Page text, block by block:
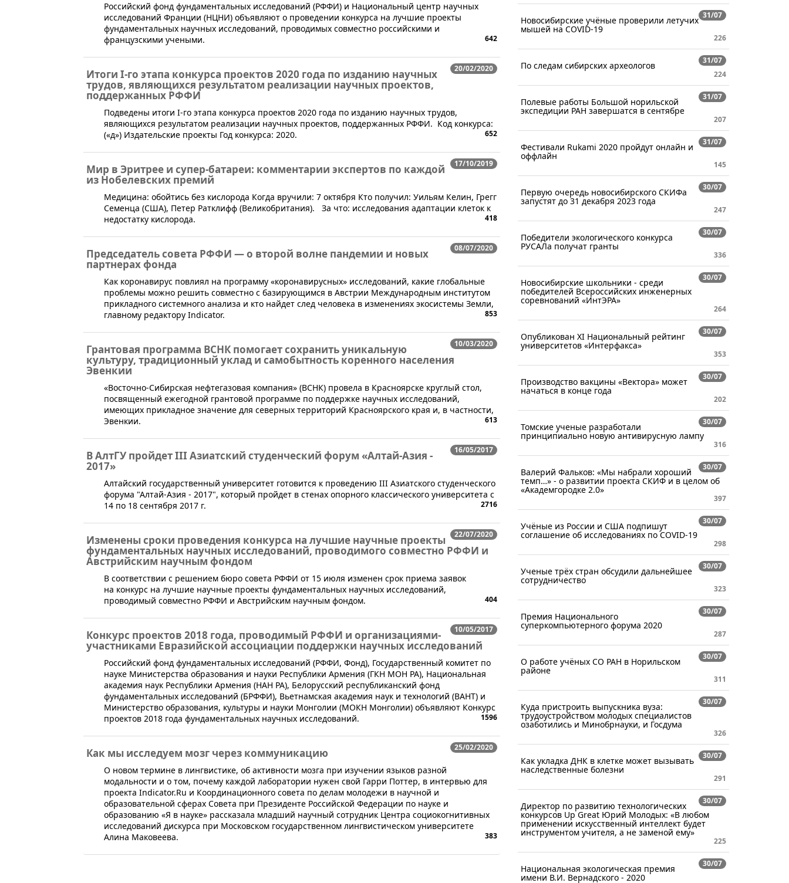
​Российский фонд фундаментальных исследований (РФФИ) и Национальный центр научных
исследований Франции (НЦНИ) объявляют о проведении конкурса на лучшие проекты
фундаментальных научных исследований, проводимых совместно российскими и
французскими учеными.
642
20/02/2020
Итоги I-го этапа конкурса проектов 2020 года по изданию научных
трудов, являющихся результатом реализации научных проектов,
поддержанных РФФИ
​Подведены итоги I-го этапа конкурса проектов 2020 года по изданию научных трудов,
являющихся результатом реализации научных проектов, поддержанных РФФИ. Код конкурса:
(«д») Издательские проекты Год конкурса: 2020.
652
17/10/2019
Мир в Эритрее и супер-батареи: комментарии экспертов по каждой
из Нобелевских премий
Медицина: обойтись без кислорода Когда вручили: 7 октября Кто получил: Уильям Келин, Грегг
Семенца (США), Петер Ратклифф (Великобритания). За что: исследования адаптации клеток к
недостатку кислорода.
418
08/07/2020
Председатель совета РФФИ — о второй волне пандемии и новых
партнерах фонда
Как коронавирус повлиял на программу «коронавирусных» исследований, какие глобальные
проблемы можно решить совместно с базирующимся в Австрии Международным институтом
прикладного системного анализа и кто найдет след человека в изменениях экосистемы Земли,
главному редактору Indicator.
853
10/03/2020
Грантовая программа ВСНК помогает сохранить уникальную
культуру, традиционный уклад и самобытность коренного населения
Эвенкии
«Восточно-Сибирская нефтегазовая компания» (ВСНК) провела в Красноярске круглый стол,
посвященный ежегодной грантовой программе по поддержке научных исследований,
имеющих прикладное значение для северных территорий Красноярского края и, в частности,
Эвенкии.
613
16/05/2017
В АлтГУ пройдет III Азиатский студенческий форум «Алтай-Азия -
2017»
​Алтайский государственный университет готовится к проведению III Азиатского студенческого
форума "Алтай-Азия - 2017", который пройдет в стенах опорного классического университета с
14 по 18 сентября 2017 г.
2716
22/07/2020
Изменены сроки проведения конкурса на лучшие научные проекты
фундаментальных научных исследований, проводимого совместно РФФИ и
Австрийским научным фондом
​​​В соответствии с решением бюро совета РФФИ от 15 июля изменен срок приема заявок
на конкурс на лучшие научные проекты фундаментальных научных исследований,
проводимый совместно РФФИ и Австрийским научным фондом.
404
10/05/2017
Конкурс проектов 2018 года, проводимый РФФИ и организациями-
участниками Евразийской ассоциации поддержки научных исследований
​Российский фонд фундаментальных исследований (РФФИ, Фонд), Государственный комитет по
науке Министерства образования и науки Республики Армения (ГКН МОН РА), Национальная
академия наук Республики Армения (НАН РА), Белорусский республиканский фонд
фундаментальных исследований (БРФФИ), Вьетнамская академия наук и технологий (ВАНТ) и
Министерство образования, культуры и науки Монголии (МОКН Монголии) объявляют Конкурс
проектов 2018 года фундаментальных научных исследований.
1596
25/02/2020
Как мы исследуем мозг через коммуникацию
​О новом термине в лингвистике, об активности мозга при изучении языков разной
модальности и о том, почему каждой лаборатории нужен свой Гарри Поттер, в интервью для
проекта Indicator.Ru и Координационного совета по делам молодежи в научной и
образовательной сферах Совета при Президенте Российской Федерации по науке и
образованию «Я в науке» рассказала младший научный сотрудник Центра социокогнитивных
исследований дискурса при Московском государственном лингвистическом университете
Алина Маковеева.
383
31/07
Новосибирские учёные проверили летучих
мышей на COVID-19
226
31/07
По следам сибирских археологов
224
31/07
Полевые работы Большой норильской
экспедиции РАН завершатся в сентябре
207
31/07
Фестивали Rukami 2020 пройдут онлайн и
оффлайн
145
30/07
Первую очередь новосибирского СКИФа
запустят до 31 декабря 2023 года
247
30/07
Победители экологического конкурса
РУСАЛа получат гранты
336
30/07
Новосибирские школьники - среди
победителей Всероссийских инженерных
соревнований «ИнтЭРА»
264
30/07
Опубликован XI Национальный рейтинг
университетов «Интерфакса»
353
30/07
Производство вакцины «Вектора» может
начаться в конце года
202
30/07
Томские ученые разработали
принципиально новую антивирусную лампу
316
30/07
Валерий Фальков: «Мы набрали хороший
темп…» - о развитии проекта СКИФ и в целом об
«Академгородке 2.0»
397
30/07
Учёные из России и США подпишут
соглашение об исследованиях по COVID-19
298
30/07
Ученые трёх стран обсудили дальнейшее
сотрудничество
323
30/07
Премия Национального
суперкомпьютерного форума 2020
287
30/07
О работе учёных СО РАН в Норильском
районе
311
30/07
Куда пристроить выпускника вуза:
трудоустройством молодых специалистов
озаботились и Минобрнауки, и Госдума
326
30/07
Как укладка ДНК в клетке может вызывать
наследственные болезни
291
30/07
Директор по развитию технологических
конкурсов Up Great Юрий Молодых: «В любом
применении искусственный интеллект будет
инструментом учителя, а не заменой ему»
225
30/07
Национальная экологическая премия
имени В.И. Вернадского - 2020